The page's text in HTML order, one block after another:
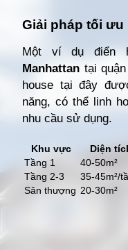
Giải pháp tối
Một ví dụ
Manhattan tại
house tại đây
năng, có thể linh
nhu cầu sử dụng.
Khu vực Diện
Tầng 1
40-50m²
Tầng 2-3
35-45m²/
Sân thượng 20-30m²